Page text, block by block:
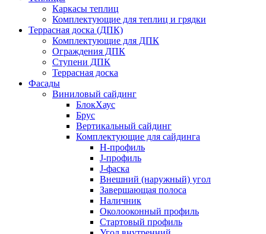
Каркасы теплиц
Комплектующие для теплиц и грядки
Террасная доска (ДПК)
Комплектующие для ДПК
Ограждения ДПК
Ступени ДПК
Террасная доска
Фасады
Виниловый сайдинг
БлокХаус
Брус
Вертикальный сайдинг
Комплектующие для сайдинга
H-профиль
J-профиль
J-фаска
Внешний (наружный) угол
Завершающая полоса
Наличник
Околооконный профиль
Стартовый профиль